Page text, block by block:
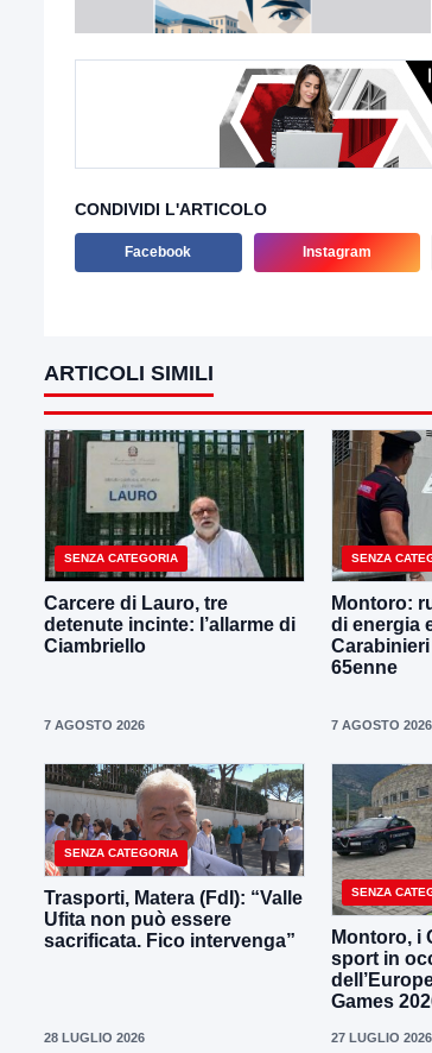
CONDIVIDI L'ARTICOLO
Facebook Instagram
ARTICOLI SIMILI
SENZA CATEGORIA
Carcere di Lauro, tre
detenute incinte: l’allarme di
Ciambriello
7 AGOSTO 2026
SENZA
Montoro:
di energia
65enne
7 AGOSTO 2026
SENZA CATEGORIA
Trasporti, Matera (FdI): “Valle
Ufita non può essere
sacrificata. Fico intervenga”
28 LUGLIO 2026
SENZA
Montoro, i
sport in
Games
27 LUGLIO 2026